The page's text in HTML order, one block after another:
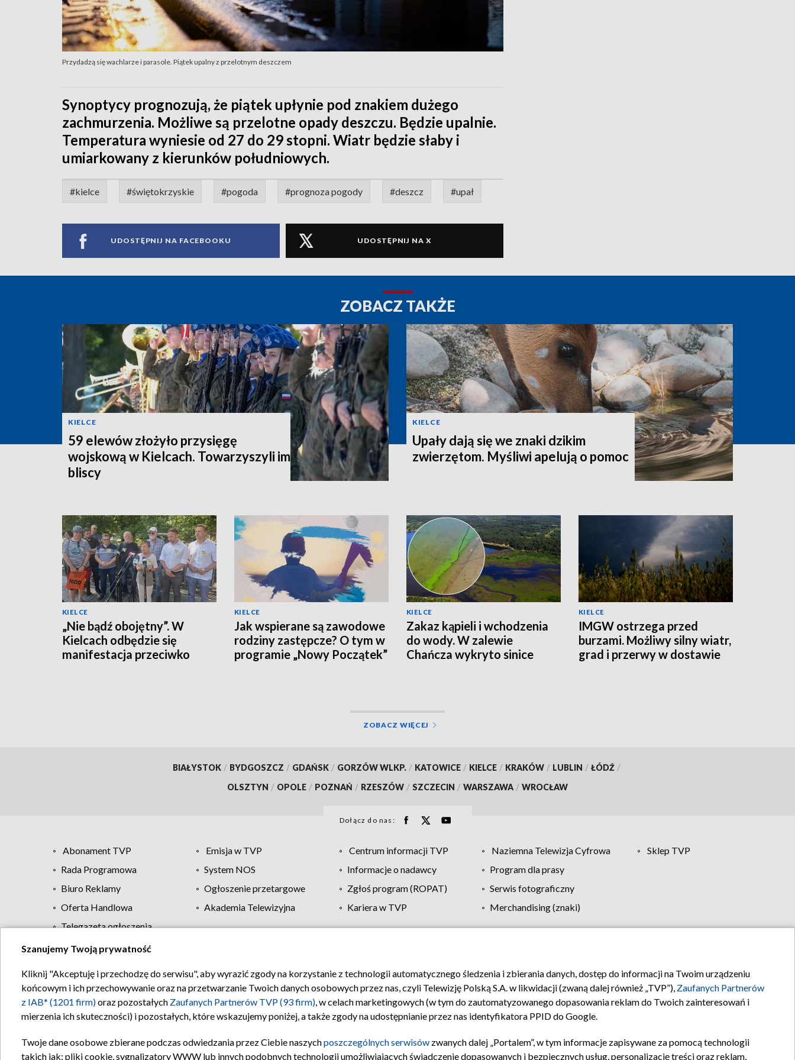
Przydadzą się wachlarze i parasole. Piątek upalny z przelotnym deszczem
Synoptycy prognozują, że piątek upłynie pod znakiem dużego
zachmurzenia. Możliwe są przelotne opady deszczu. Będzie upalnie.
Temperatura wyniesie od 27 do 29 stopni. Wiatr będzie słaby i
umiarkowany z kierunków południowych.
#kielce #świętokrzyskie #pogoda #prognoza pogody #deszcz #upał
UDOSTĘPNIJ NA FACEBOOKU UDOSTĘPNIJ NA X
ZOBACZ TAKŻE
KIELCE
59 elewów złożyło przysięgę
wojskową w Kielcach. Towarzyszyli im
bliscy
KIELCE
Upały dają się we znaki dzikim
zwierzętom. Myśliwi apelują o pomoc
KIELCE
„Nie bądź obojętny”. W
Kielcach odbędzie się
manifestacja przeciwko
KIELCE
Jak wspierane są zawodowe
rodziny zastępcze? O tym w
programie „Nowy Początek”
KIELCE
Zakaz kąpieli i wchodzenia
do wody. W zalewie
Chańcza wykryto sinice
KIELCE
IMGW ostrzega przed
burzami. Możliwy silny wiatr,
grad i przerwy w dostawie
ZOBACZ WIĘCEJ
BIAŁYSTOK / BYDGOSZCZ / GDAŃSK / GORZÓW WLKP. / KATOWICE / KIELCE / KRAKÓW / LUBLIN / ŁÓDŹ /
OLSZTYN / OPOLE / POZNAŃ / RZESZÓW / SZCZECIN / WARSZAWA / WROCŁAW
Dołącz do nas:
Abonament TVP Emisja w TVP Centrum informacji TVP Naziemna Telewizja Cyfrowa
Sklep TVP
Rada Programowa
System NOS Informacje o nadawcy
Program dla prasy
Biuro Reklamy
Ogłoszenie przetargowe Zgłoś program (ROPAT)
Serwis fotograficzny
Oferta Handlowa
Akademia Telewizyjna Kariera w TVP
Merchandising (znaki)
Telegazeta ogłoszenia
Regulamin TVP Polityka prywatności Moje zgody Pomoc Biuro reklamy Kontakt
Szanujemy Twoją prywatność
Kliknij "Akceptuję i przechodzę do serwisu", aby wyrazić zgody na korzystanie z technologii automatycznego śledzenia i zbierania danych, dostęp do informacji na Twoim urządzeniu
końcowym i ich przechowywanie oraz na przetwarzanie Twoich danych osobowych przez nas, czyli Telewizję Polską S.A. w likwidacji (zwaną dalej również „TVP”), Zaufanych Partnerów
z IAB* (1201 firm)oraz pozostałych Zaufanych Partnerów TVP (93 firm), w celach marketingowych (w tym do zautomatyzowanego dopasowania reklam do Twoich zainteresowań i
mierzenia ich skuteczności) i pozostałych, które wskazujemy poniżej, a także zgody na udostępnianie przez nas identyfikatora PPID do Google.
Twoje dane osobowe zbierane podczas odwiedzania przez Ciebie naszychposzczególnych serwisów zwanych dalej „Portalem”, w tym informacje zapisywane za pomocą technologii
takich jak: pliki cookie, sygnalizatory WWW lub innych podobnych technologii umożliwiających świadczenie dopasowanych i bezpiecznych usług, personalizację treści oraz reklam,